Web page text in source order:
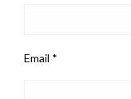
Email *